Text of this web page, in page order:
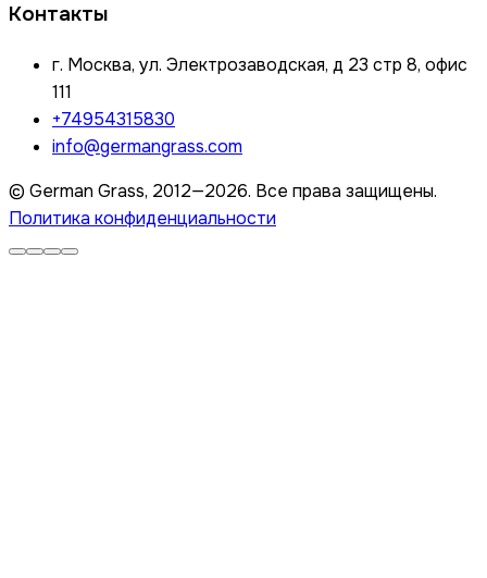
Контакты
г. Москва, ул. Электрозаводская, д 23 стр 8, офис
111
+74954315830
info@germangrass.com
© German Grass, 2012—2026. Все права защищены.
Политика конфиденциальности